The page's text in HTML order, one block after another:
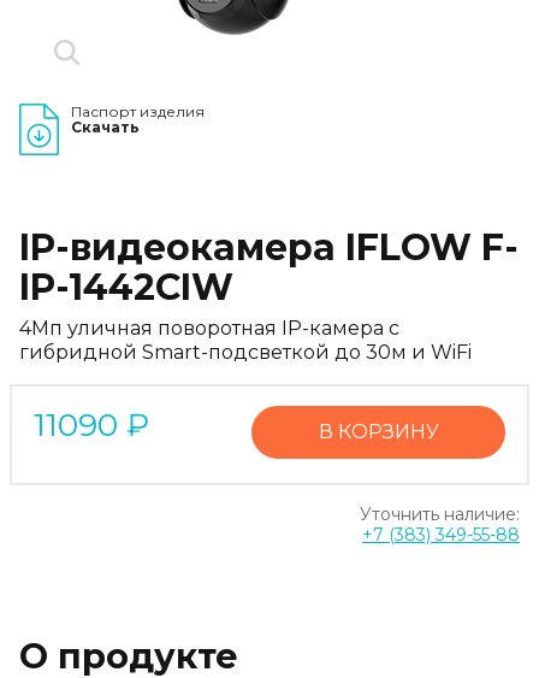
Паспорт изделия
Скачать
IP-видеокамера IFLOW F-
IP-1442CIW
4Мп уличная поворотная IP-камера с
гибридной Smart-подсветкой до 30м и WiFi
11090 ₽ В КОРЗИНУ
Уточнить наличие:
+7 (383) 349-55-88
О продукте